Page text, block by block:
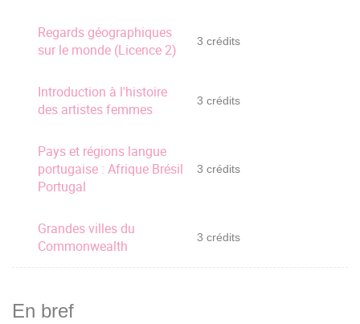
Regards géographiques
sur le monde (Licence 2)
3 crédits
Introduction à l'histoire
des artistes femmes
3 crédits
Pays et régions langue
portugaise : Afrique Brésil
Portugal
3 crédits
Grandes villes du
Commonwealth
3 crédits
En bref